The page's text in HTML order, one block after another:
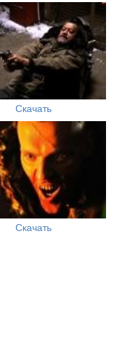
Скачать
Скачать